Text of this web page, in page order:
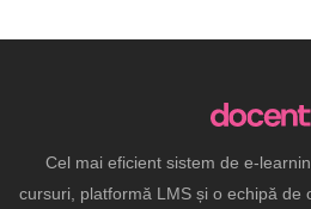
Cel mai eficient sistem de e-
cursuri, platformă LMS și o echipă de